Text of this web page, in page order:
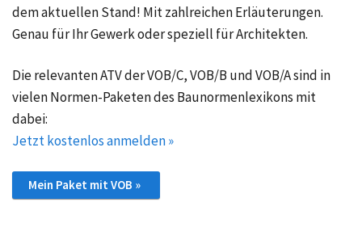
dem aktuellen Stand! Mit zahlreichen Erläuterungen.
Genau für Ihr Gewerk oder speziell für Architekten.
Die relevanten ATV der VOB/C, VOB/B und VOB/A sind in
vielen Normen-Paketen des Baunormenlexikons mit
dabei:
Jetzt kostenlos anmelden »
Mein Paket mit VOB »